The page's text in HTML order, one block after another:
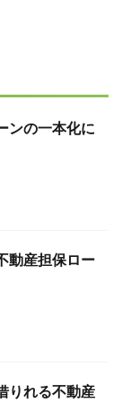
ンの一本化に
動産担保ロー
りれる不動産